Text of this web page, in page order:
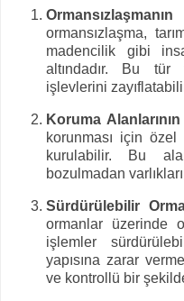
ormansızlaşma,
madencilik gibi
altındadır. Bu tür
işlevlerini
Koruma
korunması için
kurulabilir. Bu
bozulmadan
Sürdürülebilir
ormanlar üzerinde
işlemler
yapısına zarar
ve kontrollü bir